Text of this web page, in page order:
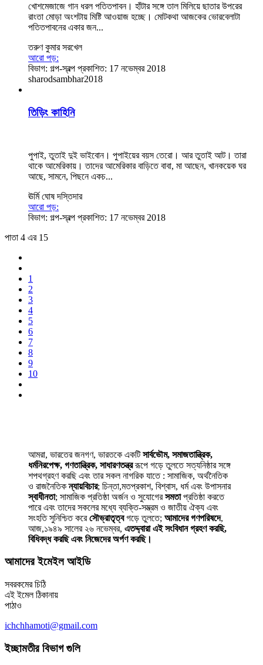
খোশমেজাজে গান ধরল পতিতপাবন। হাঁটার সঙ্গে তাল মিলিয়ে ছাতার উপরের
রাংতা মোড়া অংশটায় মিষ্টি আওয়াজ হচ্ছে। মোটকথা আজকের ভোরবেলাটা
পতিতপাবনের একার জন‍...
তরুণ কুমার সরখেল
আরো পড়:
বিভাগ: গল্প-স্বল্প প্রকাশিত: 17 নভেম্বর 2018
sharodsambhar2018
তিড়িং কাহিনি
পুপাই, তুতাই দুই ভাইবোন। ‌পুপাইয়ের বয়স তেরো। আর তুতাই আট। তারা
থাকে আমেরিকায়। তাদের আমেরিকার বাড়িতে বাবা, মা আছেন, খানকয়েক ঘর
আছে, সামনে, পিছনে একচ...
ঊর্মি ঘোষ দস্তিদার
আরো পড়:
বিভাগ: গল্প-স্বল্প প্রকাশিত: 17 নভেম্বর 2018
পাতা 4 এর 15
1
2
3
4
5
6
7
8
9
10
আমরা, ভারতের জনগণ, ভারতকে একটিসার্বভৌম, সমাজতান্ত্রিক,
ধর্মনিরপেক্ষ, গণতান্ত্রিক, সাধারণতন্ত্ররূপে গড়ে তুলতে সত্যনিষ্ঠার সঙ্গে
শপথগ্রহণ করছি এবং তার সকল নাগরিক যাতে : সামাজিক, অর্থনৈতিক
ও রাজনৈতিকন্যায়বিচার; চিন্তা,মতপ্রকাশ, বিশ্বাস, ধর্ম এবং উপাসনার
স্বাধীনতা; সামাজিক প্রতিষ্ঠা অর্জন ও সুযোগেরসমতাপ্রতিষ্ঠা করতে
পারে এবং তাদের সকলের মধ্যে ব্যক্তি-সম্ভ্রম ও জাতীয় ঐক্য এবং
সংহতি সুনিশ্চিত করেসৌভ্রাতৃত্বগড়ে তুলতে; আমাদের গণপরিষদে,
আজ,১৯৪৯ সালের ২৬ নভেম্বর, এতদ্দ্বারা এই সংবিধান গ্রহণ করছি,
বিধিবদ্ধ করছি এবং নিজেদের অর্পণ করছি।
আমাদের ইমেইল আইডি
সবরকমের চিঠি
এই ইমেল ঠিকানায়
পাঠাও
ichchhamoti@gmail.com
ইচ্ছামতীর বিভাগ গুলি